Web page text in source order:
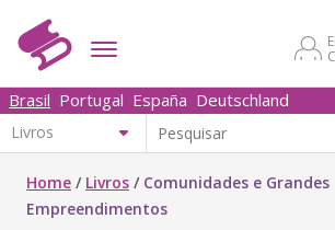
Brasil Portugal España Deutschland
Home / Livros / Comunidades e Grandes
Empreendimentos